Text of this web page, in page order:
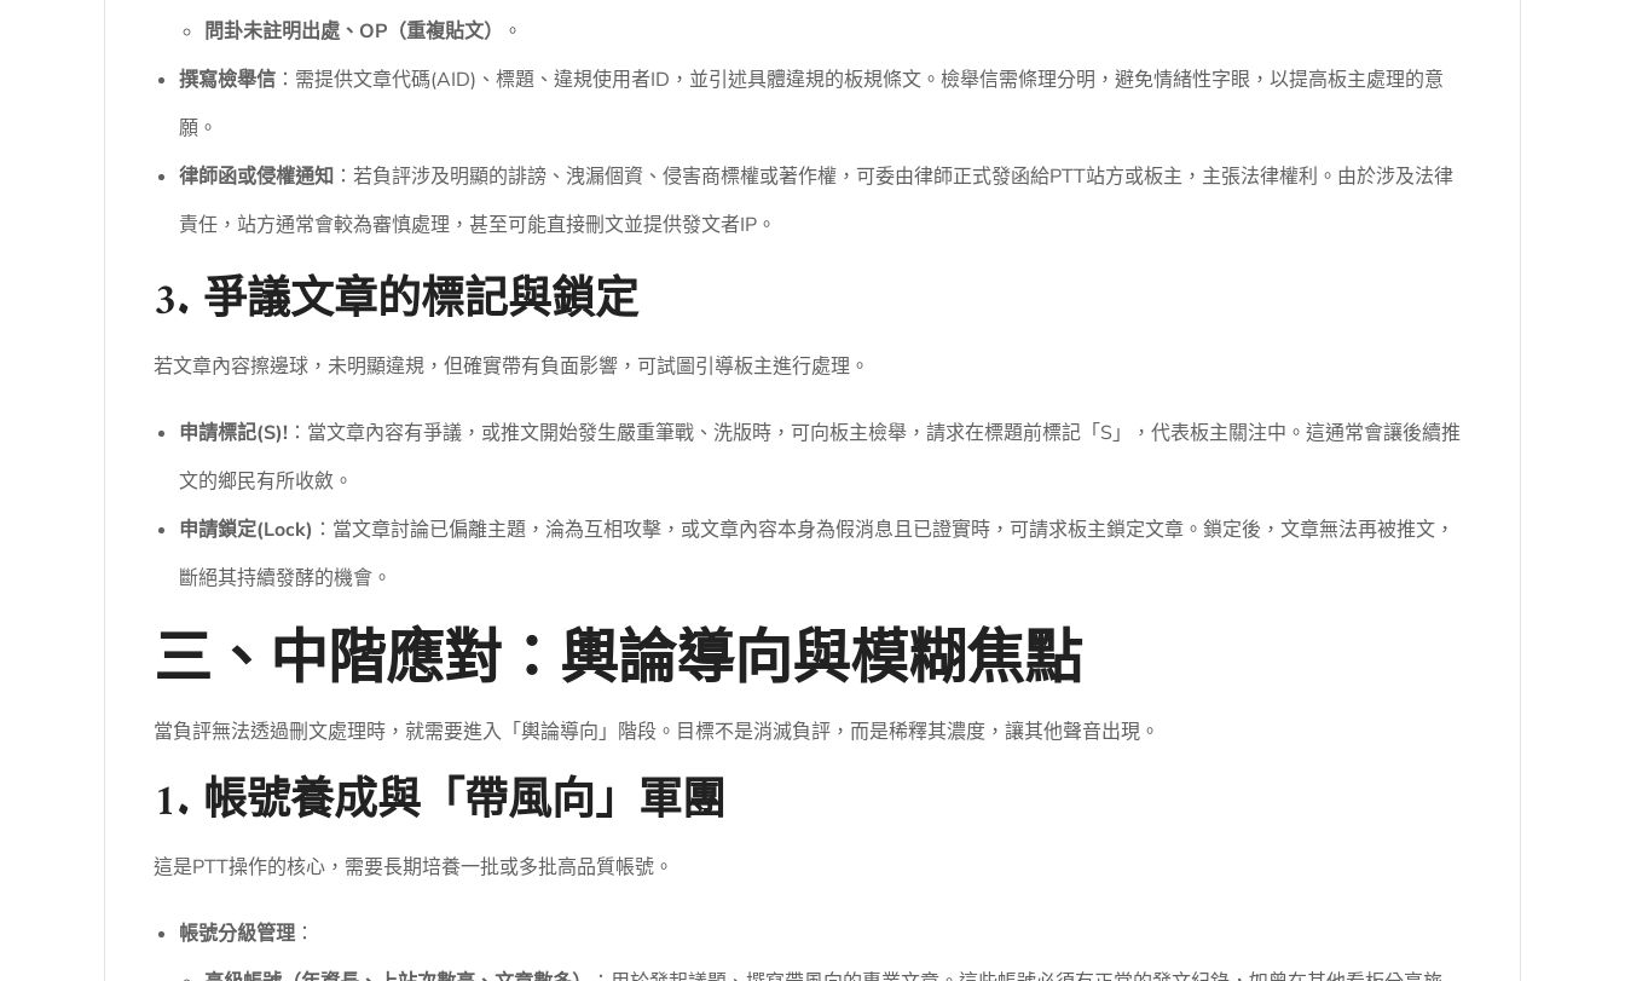
問卦未註明出處、OP（重複貼文）
。
撰寫檢舉信：需提供文章代碼(AID)、標題、違規使用者ID，並引述具體違規的板規條文。檢舉信需條理分明，避免情緒性字眼，以提高板主處理的意
願。
律師函或侵權通知 ：若負評涉及明顯的誹謗、洩漏個資、侵害商標權或著作權，可委由律師正式發函給PTT站方或板主，主張法律權利。由於涉及法律
責任，站方通常會較為審慎處理，甚至可能直接刪文並提供發文者IP。
3. 爭議文章的標記與鎖定
若文章內容擦邊球，未明顯違規，但確實帶有負面影響，可試圖引導板主進行處理。
申請標記(S)!：當文章內容有爭議，或推文開始發生嚴重筆戰、洗版時，可向板主檢舉，請求在標題前標記「S」，代表板主關注中。這通常會讓後續推
文的鄉民有所收斂。
申請鎖定(Lock) ：當文章討論已偏離主題，淪為互相攻擊，或文章內容本身為假消息且已證實時，可請求板主鎖定文章。鎖定後，文章無法再被推文，
斷絕其持續發酵的機會。
三、中階應對：輿論導向與模糊焦點
當負評無法透過刪文處理時，就需要進入「輿論導向」階段。目標不是消滅負評，而是稀釋其濃度，讓其他聲音出現。
1. 帳號養成與「帶風向」軍團
這是PTT操作的核心，需要長期培養一批或多批高品質帳號。
帳號分級管理：